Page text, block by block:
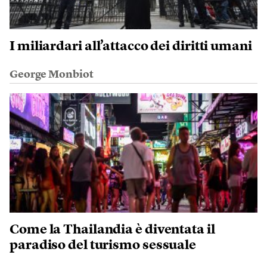
I miliardari all’attacco dei diritti umani
George Monbiot
Come la Thailandia è diventata il
paradiso del turismo sessuale